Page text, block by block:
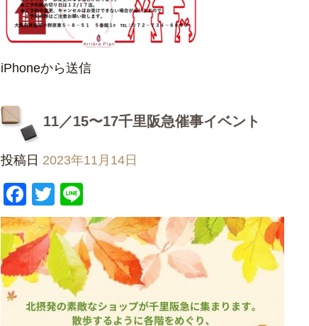
iPhoneから送信
11／15〜17千里阪急催事イベント
投稿日 2023年11月14日
Facebook
Twitter